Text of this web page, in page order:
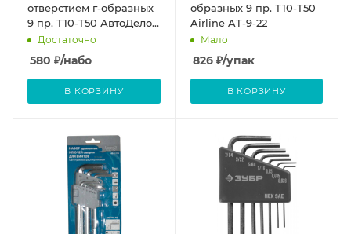
отверстием г-образных
9 пр. Т10-Т50 АвтоДело
Professional
Достаточно
580 ₽/набо
В КОРЗИНУ
образных 9 пр. Т10-Т50
Airline AT-9-22
Мало
826₽/упак
В КОРЗИНУ